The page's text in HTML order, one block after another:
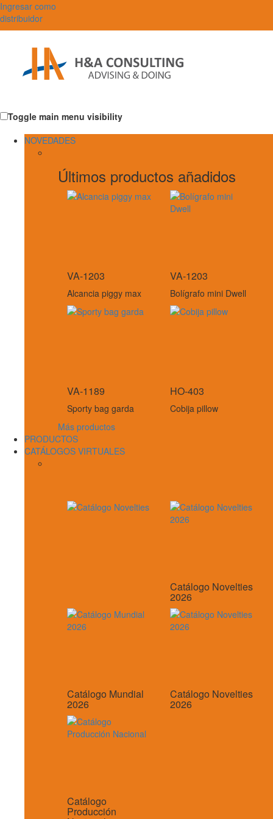
Ingresar como
distribuidor
Toggle main menu visibility
NOVEDADES
Últimos productos añadidos
VA-1203
Alcancia piggy max
VA-1203
Bolígrafo mini Dwell
VA-1189
Sporty bag garda
HO-403
Cobija pillow
Más productos
PRODUCTOS
CATÁLOGOS VIRTUALES
Catálogo Novelties
2026
Catálogo Mundial
2026
Catálogo Novelties
2026
Catálogo
Producción